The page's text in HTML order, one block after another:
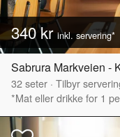
340 kr inkl. servering*
Sabrura Markveien -
32seter · Tilbyr
*Mat eller drikke for 1